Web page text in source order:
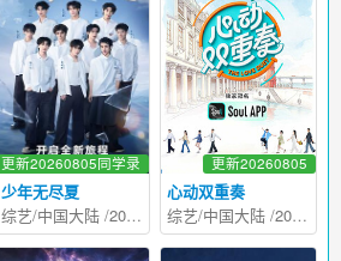
少年无尽夏
更新20260805同学录
综艺/中国大陆/2026
心动双重奏
更新20260805
综艺/中国大陆 /2026